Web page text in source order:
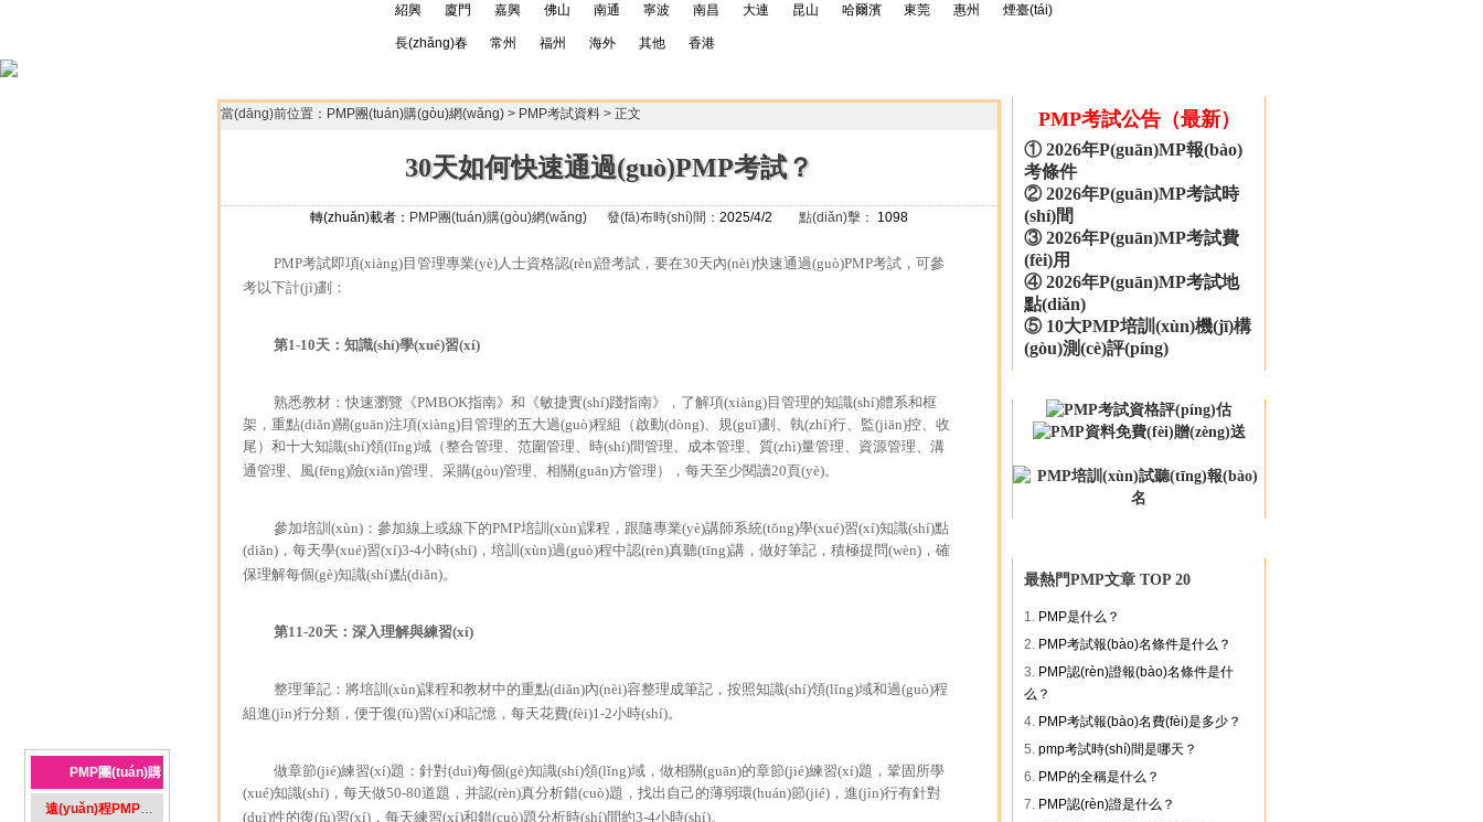
紹興 廈門 嘉興 佛山 南通 寧波 南昌 大連 昆山 哈爾濱 東莞 惠州 煙臺(tái)
長(zhǎng)春 常州 福州 海外 其他 香港
當(dāng)前位置： PMP團(tuán)購(gòu)網(wǎng) > PMP考試資料 > 正文
30天如何快速通過(guò)PMP考試？
轉(zhuǎn)載者： PMP團(tuán)購(gòu)網(wǎng) 發(fā)布時(shí)間： 2025/4/2 點(diǎn)擊： 1098
PMP考試即項(xiàng)目管理專業(yè)人士資格認(rèn)證考試，要在30天內(nèi)快速通過(guò)PMP考試，可參
考以下計(jì)劃：
第1-10天：知識(shí)學(xué)習(xí)
熟悉教材：快速瀏覽《PMBOK指南》和《敏捷實(shí)踐指南》，了解項(xiàng)目管理的知識(shí)體系和框
架，重點(diǎn)關(guān)注項(xiàng)目管理的五大過(guò)程組（啟動(dòng)、規(guī)劃、執(zhí)行、監(jiān)控、收
尾）和十大知識(shí)領(lǐng)域（整合管理、范圍管理、時(shí)間管理、成本管理、質(zhì)量管理、資源管理、溝
通管理、風(fēng)險(xiǎn)管理、采購(gòu)管理、相關(guān)方管理），每天至少閱讀20頁(yè)。
參加培訓(xùn)：參加線上或線下的PMP培訓(xùn)課程，跟隨專業(yè)講師系統(tǒng)學(xué)習(xí)知識(shí)點
(diǎn)，每天學(xué)習(xí)3-4小時(shí)，培訓(xùn)過(guò)程中認(rèn)真聽(tīng)講，做好筆記，積極提問(wèn)，確
保理解每個(gè)知識(shí)點(diǎn)。
第11-20天：深入理解與練習(xí)
整理筆記：將培訓(xùn)課程和教材中的重點(diǎn)內(nèi)容整理成筆記，按照知識(shí)領(lǐng)域和過(guò)程
組進(jìn)行分類，便于復(fù)習(xí)和記憶，每天花費(fèi)1-2小時(shí)。
做章節(jié)練習(xí)題：針對(duì)每個(gè)知識(shí)領(lǐng)域，做相關(guān)的章節(jié)練習(xí)題，鞏固所學
(xué)知識(shí)，每天做50-80道題，并認(rèn)真分析錯(cuò)題，找出自己的薄弱環(huán)節(jié)，進(jìn)行有針對
(duì)性的復(fù)習(xí)，每天練習(xí)和錯(cuò)題分析時(shí)間約3-4小時(shí)。
PMP考試公告（最新）
①2026年P(guān)MP報(bào)
考條件
②2026年P(guān)MP考試時
(shí)間
③2026年P(guān)MP考試費
(fèi)用
④2026年P(guān)MP考試地
點(diǎn)
⑤ 10大PMP培訓(xùn)機(jī)構
(gòu)測(cè)評(píng)
最熱門PMP文章 TOP 20
1. PMP是什么？
2. PMP考試報(bào)名條件是什么？
3. PMP認(rèn)證報(bào)名條件是什
么？
4. PMP考試報(bào)名費(fèi)是多少？
5. pmp考試時(shí)間是哪天？
6. PMP的全稱是什么？
7. PMP認(rèn)證是什么？
PMP團(tuán)購
(gòu)導(dǎo)航
遠(yuǎn)程PMP團(tuán)購(gòu)